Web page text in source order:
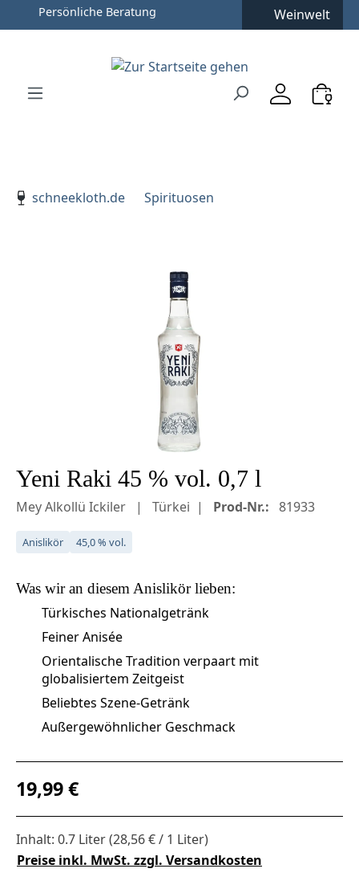
Zum Hauptinhalt springen
Zur Hauptnavigation springen
Persönliche Beratung Weinwelt
schneekloth.de
Spirituosen
Bildergalerie überspringen
Yeni Raki 45 % vol. 0,7 l
Mey Alkollü Ickiler Türkei Prod-Nr.: 81933
Anislikör 45,0 % vol.
Was wir an diesemAnislikörlieben:
Türkisches Nationalgetränk
Feiner Anisée
Orientalische Tradition verpaart mit
globalisiertem Zeitgeist
Beliebtes Szene-Getränk
Außergewöhnlicher Geschmack
Regulärer Preis:
19,99 €
Inhalt: 0.7 Liter(28,56 € / 1 Liter)
Preise inkl. MwSt. zzgl. Versandkosten